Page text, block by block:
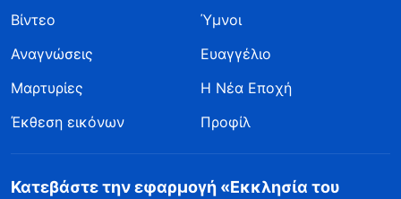
Βίντεο
Ύμνοι
Αναγνώσεις
Ευαγγέλιο
Μαρτυρίες
Η Νέα Εποχή
Έκθεση εικόνων
Προφίλ
Κατεβάστε την εφαρμογή «Εκκλησία του